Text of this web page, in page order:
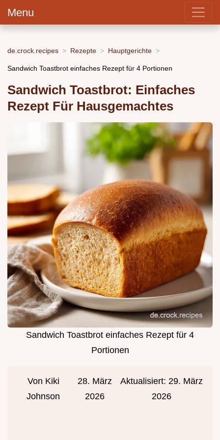
Menu
de.crock.recipes Rezepte Hauptgerichte
Sandwich Toastbrot einfaches Rezept für 4 Portionen
Sandwich Toastbrot: Einfaches
Rezept Für Hausgemachtes
Sandwich Toastbrot einfaches Rezept für 4
Portionen
Von Kiki
Johnson
28. März
2026
Aktualisiert: 29. März
2026